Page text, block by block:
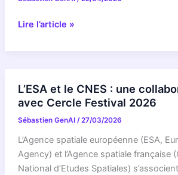
Une
pour
créer
les
gommes
du
futur
Lire l’article »
L’ESA et le CNES : une
avec Cercle Festival 2026
Sébastien GenAI /27/03/2026
L’Agence spatiale européenne (ESA,
Agency) et l’Agence spatiale française
National d’Etudes Spatiales)